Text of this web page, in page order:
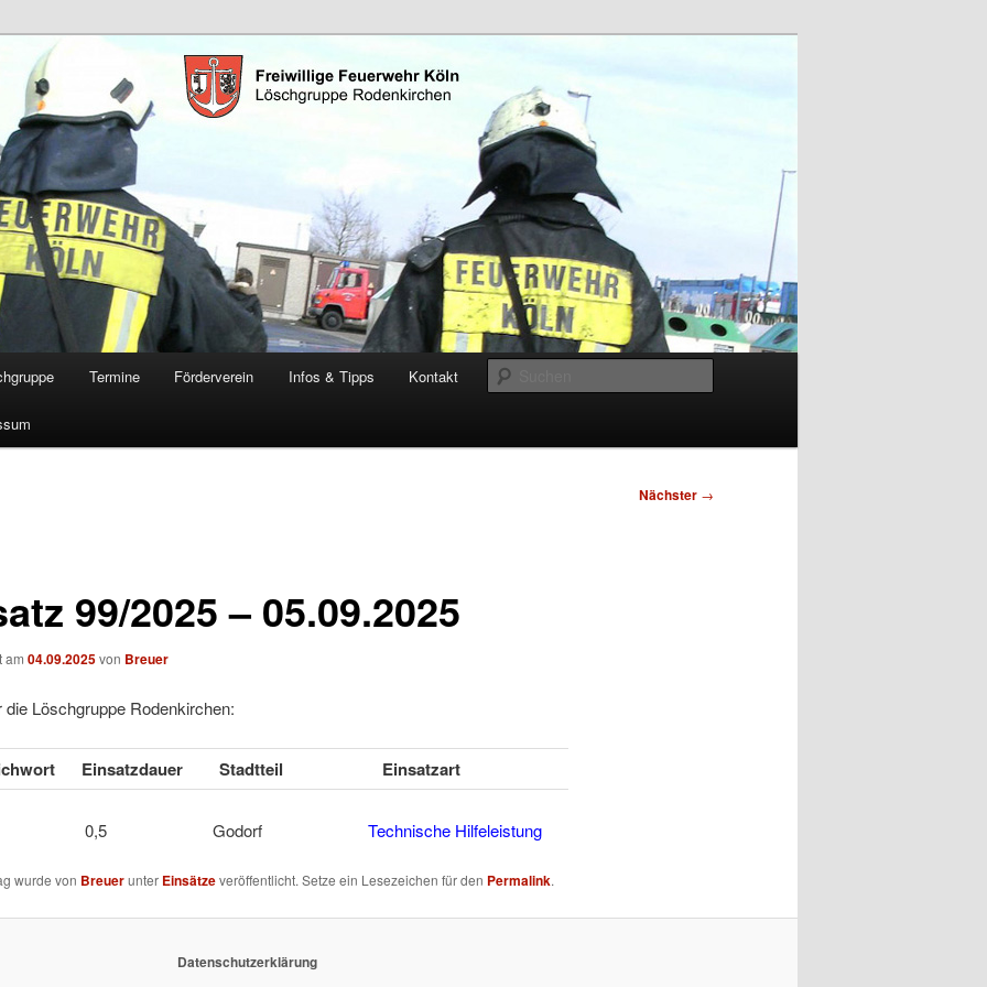
Rodenkirchen
Termine Förderverein Infos & Tipps Kontakt
Nächster →
99/2025 – 05.09.2025
am 04.09.2025von Breuer
die Löschgruppe Rodenkirchen:
Einsatzdauer Stadtteil Einsatzart
0,5 Godorf Technische Hilfeleistung
wurde von Breuerunter Einsätzeveröffentlicht. Setze ein Lesezeichen für den Permalink.
Datenschutzerklärung